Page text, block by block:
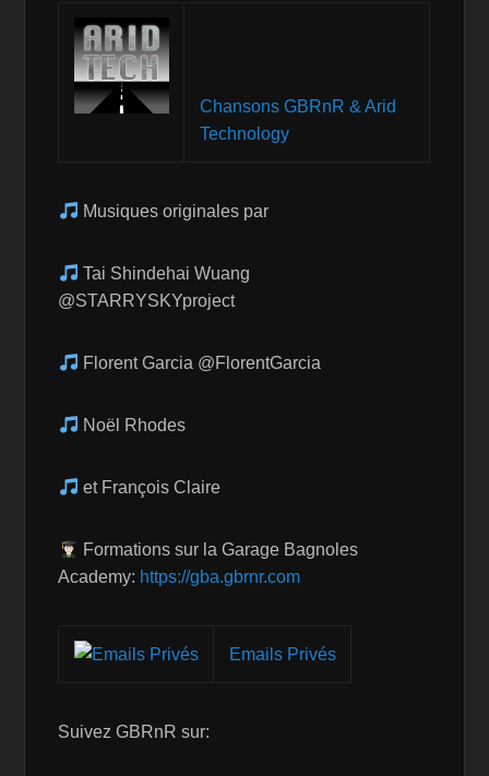
Chansons GBRnR & Arid
Technology
Musiques originales par
Tai Shindehai Wuang
@STARRYSKYproject
Florent Garcia @FlorentGarcia
Noël Rhodes
et François Claire
Formations sur la Garage Bagnoles
Academy: https://gba.gbrnr.com
Emails Privés
Suivez GBRnR sur: